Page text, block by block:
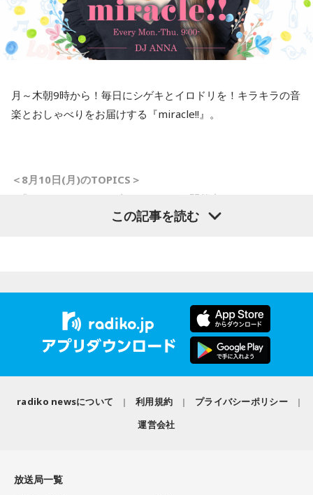
三輪田：今年で言うと、12月に頒布して、1週間くらいで終
わってしまい、新年に頒布しても10日間で終了してしまいま
した。
三輪田：お祭りはだらだら長く続いているんですけどね(笑)。
のコンサートとか――。
小林：うわ、そういうことか！
ブの良い席が当たったと、どなたかがSNSで言ったら、バズ
ってしまって、女性の幸運色を用いたお守りはその日に無く
なってしまいました。
すか？
たので、春にはもうないと思ってもらった方がよいかと。
月～木朝9時から！毎日にシゲキとイロドリを！キラキラの音
楽とおしゃべりをお届けする『miracle!!』。
＜8月10日(月)のTOPICS＞
■「ミラクルサマーリゾート2026」を開催中！
8月10日（月）のテーマは「夏はサンダルっしょ！」 あなた
■9時40分頃から「ハッシュタグ ミラクルワード」
ネットに飛び交う、さまざまなトレンドワードの中から、
ミラクル独自のアングルで、気になる“コトバ”をキャッチアッ
■10時20分頃からは「ヤマサ・デイリーティップス」。
■11時になったら曜日がわりのコーナー「ミラクルチョイ
この記事を読む
radiko newsについて 利用規約
プライバシーポリシー
運営会社
放送局一覧